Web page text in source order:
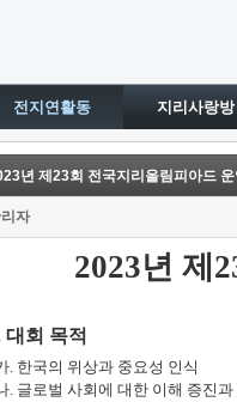
전지연활동 지리사랑방
년 제23회 전국지리올림피아드 운
자
2023년 제
대회 목적
. 한국의 위상과 중요성 인식
. 글로벌 사회에 대한 이해 증진